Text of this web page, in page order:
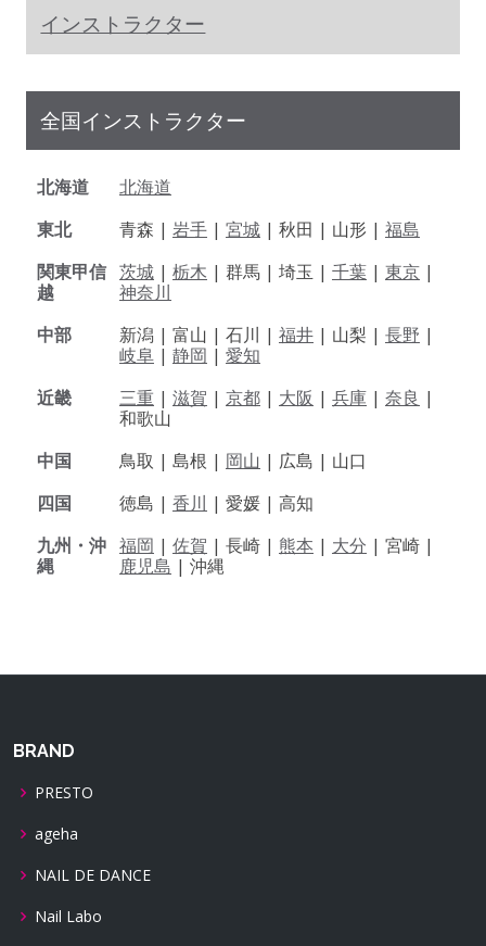
インストラクター
全国インストラクター
北海道
北海道
東北
青森 | 岩手 | 宮城 | 秋田 | 山形 | 福島
関東甲信
越
茨城 | 栃木 | 群馬 | 埼玉 | 千葉 | 東京 |
神奈川
中部
新潟 | 富山 | 石川 | 福井 | 山梨 | 長野 |
岐阜 | 静岡 | 愛知
近畿
三重 | 滋賀 | 京都 | 大阪 | 兵庫 | 奈良 |
和歌山
中国
鳥取 | 島根 | 岡山 | 広島 | 山口
四国
徳島 | 香川 | 愛媛 | 高知
九州・沖
縄
福岡 | 佐賀 | 長崎 | 熊本 | 大分 | 宮崎 |
鹿児島 | 沖縄
BRAND
PRESTO
ageha
NAIL DE DANCE
Nail Labo